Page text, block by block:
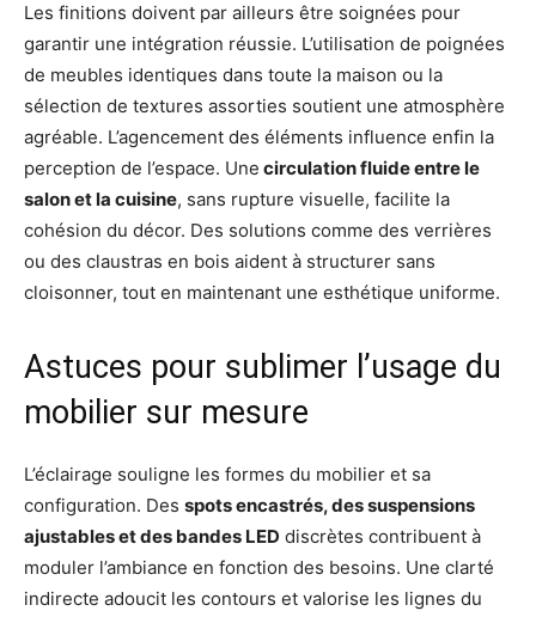
Les finitions doivent par ailleurs être soignées pour
garantir une intégration réussie. L’utilisation de poignées
de meubles identiques dans toute la maison ou la
sélection de textures assorties soutient une atmosphère
agréable. L’agencement des éléments influence enfin la
perception de l’espace. Une circulation fluide entre le
salon et la cuisine, sans rupture visuelle, facilite la
cohésion du décor. Des solutions comme des verrières
ou des claustras en bois aident à structurer sans
cloisonner, tout en maintenant une esthétique uniforme.
Astuces pour sublimer l’usage du
mobilier sur mesure
L’éclairage souligne les formes du mobilier et sa
configuration. Des spots encastrés, des suspensions
ajustables et des bandes LED discrètes contribuent à
moduler l’ambiance en fonction des besoins. Une clarté
indirecte adoucit les contours et valorise les lignes du